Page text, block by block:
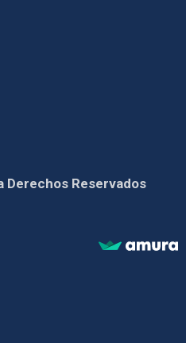
Derechos Reservados